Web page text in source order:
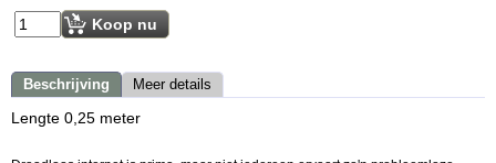
Koop nu
Beschrijving Meer details
Lengte 0,25 meter